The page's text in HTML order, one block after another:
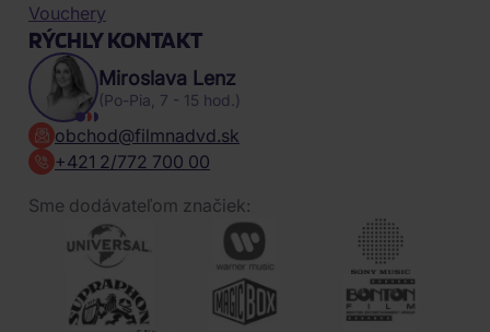
Vouchery
RÝCHLY KONTAKT
Miroslava Lenz
(Po-Pia, 7 - 15 hod.)
obchod@filmnadvd.sk
+421 2/772 700 00
Sme dodávateľom značiek: